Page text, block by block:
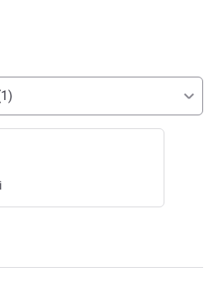
contacto